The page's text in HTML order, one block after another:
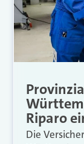
Riparo
Die